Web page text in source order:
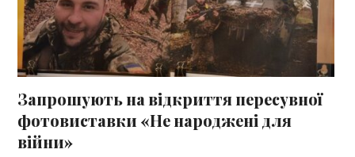
Запрошують на відкриття пересувної
фотовиставки «Не народжені для
війни»